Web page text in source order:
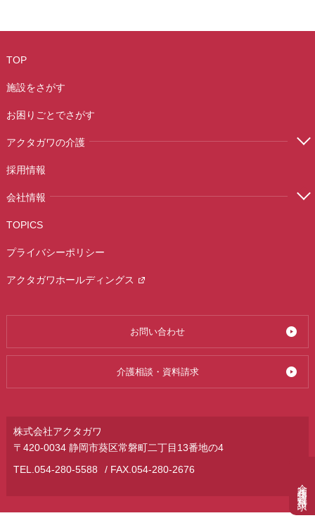
介護相談・資料請求
TOP
施設をさがす
お困りごとでさがす
アクタガワの介護
採用情報
会社情報
お問い合わせ
TOPICS
介護相談・資料請求
プライバシーポリシー
アクタガワホールディングス
株式会社アクタガワ
〒420-0034 静岡市葵区常磐町二丁目13番地の4
TEL.054-280-5588 / FAX.054-280-2676